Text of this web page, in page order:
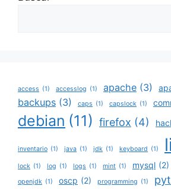
access (1) accesslog (1) apache (3)
backups (3) caps (1) capslock (1)
debian (11) firefox (4)
inventario (1) java (1) jdk (1) keyboard (1)
lock (1) log (1) logs (1) mint (1) mysql (2)
openjdk (1) oscp (2) programming (1)